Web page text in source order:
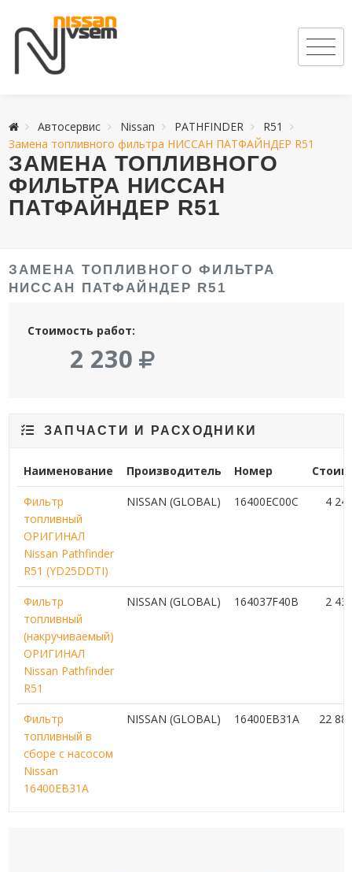
Автосервис Nissan PATHFINDER
R51
Замена топливного фильтра НИССАН ПАТФАЙНДЕР R51
ЗАМЕНА ТОПЛИВНОГО
ФИЛЬТРА НИССАН
ПАТФАЙНДЕР R51
ЗАМЕНА ТОПЛИВНОГО ФИЛЬТРА
НИССАН ПАТФАЙНДЕР R51
Стоимость работ:
2 230
ЗАПЧАСТИ И РАСХОДНИКИ
Наименование Производитель Номер
Фильтр
топливный
ОРИГИНАЛ
Nissan Pathfinder
R51 (YD25DDTI)
NISSAN (GLOBAL) 16400EC00C 4
Фильтр
топливный
(накручиваемый)
ОРИГИНАЛ
Nissan Pathfinder
R51
NISSAN (GLOBAL) 164037F40B 2
Фильтр
топливный в
сборе с насосом
Nissan
16400EB31A
NISSAN (GLOBAL) 16400EB31A 22